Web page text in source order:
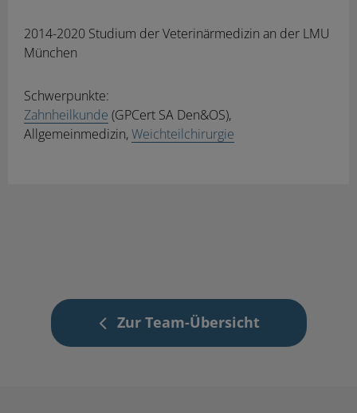
2014-2020 Studium der Veterinärmedizin an der LMU
München
Schwerpunkte:
Zahnheilkunde (GPCert SA Den&OS),
Allgemeinmedizin, Weichteilchirurgie
Zur Team-Übersicht